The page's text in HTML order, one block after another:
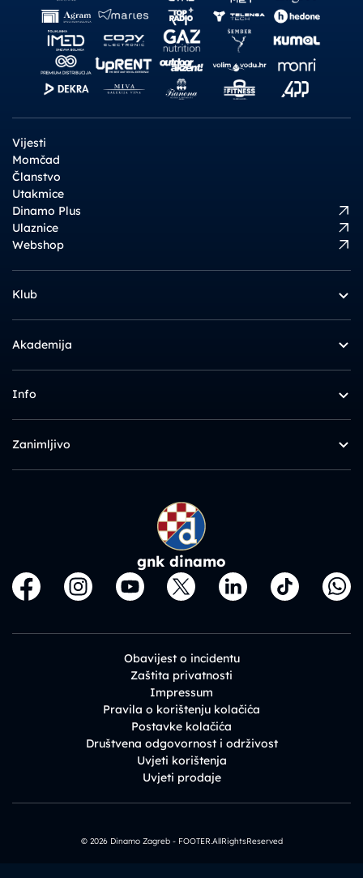
Vijesti
Momčad
Članstvo
Utakmice
Dinamo Plus
Ulaznice
Webshop
Klub
Akademija
Info
Zanimljivo
gnk dinamo
Obavijest o incidentu
Zaštita privatnosti
Impressum
Pravila o korištenju kolačića
Postavke kolačića
Društvena odgovornost i održivost
Uvjeti korištenja
Uvjeti prodaje
© 2026 Dinamo Zagreb - FOOTER.AllRightsReserved